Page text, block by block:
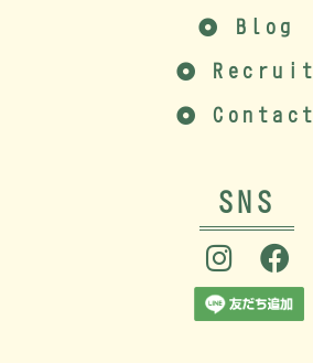
Blog
Recruit
Contact
SNS